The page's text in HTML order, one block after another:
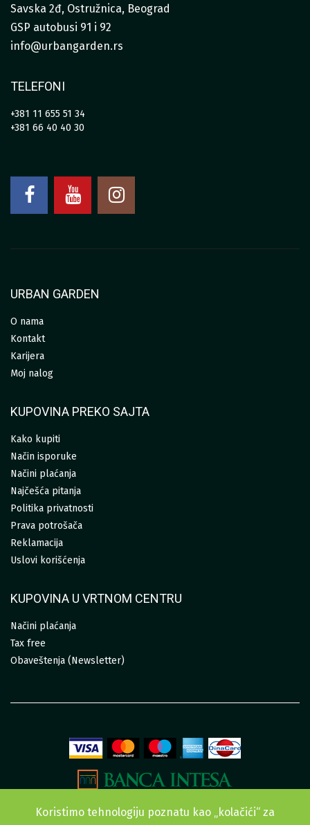
Savska 2đ, Ostružnica, Beograd
GSP autobusi 91 i 92
info@urbangarden.rs
TELEFONI
+381 11 655 51 34
+381 66 40 40 30
URBAN GARDEN
O nama
Kontakt
Karijera
Moj nalog
KUPOVINA PREKO SAJTA
Kako kupiti
Način isporuke
Načini plaćanja
Najčešća pitanja
Politika privatnosti
Prava potrošača
Reklamacija
Uslovi korišćenja
KUPOVINA U VRTNOM CENTRU
Načini plaćanja
Tax free
Obaveštenja (Newsletter)
Koristimo tehnologiju poznatu kao „kolačići“ za